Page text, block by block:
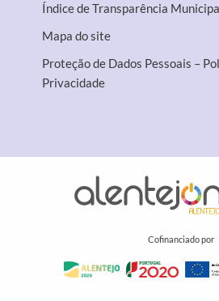
Índice de Transparência
Mapa do site
Proteção de Dados Pessoais –
Privacidade
Cofinanciado por